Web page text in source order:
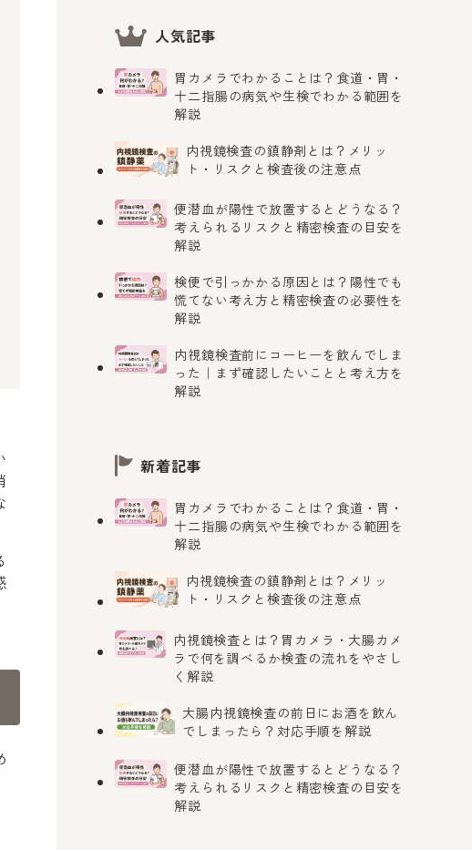
人気記事
胃カメラでわかることは？食道・胃・
十二指腸の病気や生検でわかる範囲を
解説
内視鏡検査の鎮静剤とは？メリッ
ト・リスクと検査後の注意点
便潜血が陽性で放置するとどうなる？
考えられるリスクと精密検査の目安を
解説
検便で引っかかる原因とは？陽性でも
慌てない考え方と精密検査の必要性を
解説
内視鏡検査前にコーヒーを飲んでしま
った｜まず確認したいことと考え方を
解説
新着記事
胃カメラでわかることは？食道・胃・
十二指腸の病気や生検でわかる範囲を
解説
内視鏡検査の鎮静剤とは？メリッ
ト・リスクと検査後の注意点
内視鏡検査とは？胃カメラ・大腸カメ
ラで何を調べるか検査の流れをやさし
く解説
大腸内視鏡検査の前日にお酒を飲ん
でしまったら？対応手順を解説
便潜血が陽性で放置するとどうなる？
考えられるリスクと精密検査の目安を
解説